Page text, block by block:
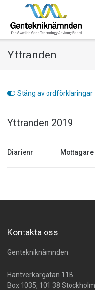
content
Yttranden
Stäng av ordförklaringar
Yttranden 2019
Diarienr Mottagare
Kontakta oss
Gentekniknämnden
Hantverkargatan 11B
Box 1035, 101 38 Stockholm